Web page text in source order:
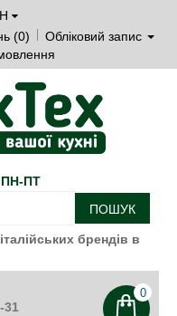
(0)
Обліковий запис
ПН-ПТ
ПОШУК
брендів в
31
0